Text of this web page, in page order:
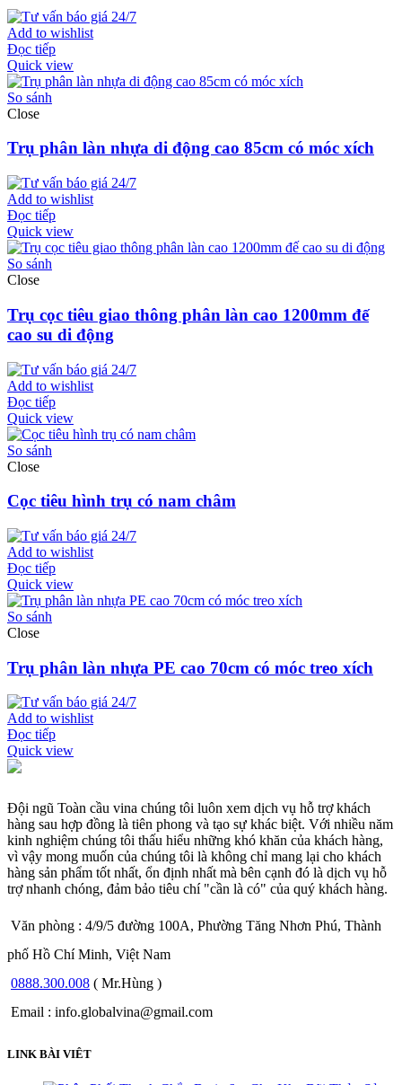
Add to wishlist
Đọc tiếp
Quick view
So sánh
Close
Trụ phân làn nhựa di động cao 85cm có móc xích
Add to wishlist
Đọc tiếp
Quick view
So sánh
Close
Trụ cọc tiêu giao thông phân làn cao 1200mm đế
cao su di động
Add to wishlist
Đọc tiếp
Quick view
So sánh
Close
Cọc tiêu hình trụ có nam châm
Add to wishlist
Đọc tiếp
Quick view
So sánh
Close
Trụ phân làn nhựa PE cao 70cm có móc treo xích
Add to wishlist
Đọc tiếp
Quick view
Đội ngũ Toàn cầu vina chúng tôi luôn xem dịch vụ hỗ trợ khách
hàng sau hợp đồng là tiên phong và tạo sự khác biệt. Với nhiều năm
kinh nghiệm chúng tôi thấu hiểu những khó khăn của khách hàng,
vì vậy mong muốn của chúng tôi là không chỉ mang lại cho khách
hàng sản phẩm tốt nhất, ổn định nhất mà bên cạnh đó là dịch vụ hỗ
trợ nhanh chóng, đảm bảo tiêu chí "cần là có" của quý khách hàng.
Văn phòng : 4/9/5 đường 100A, Phường Tăng Nhơn Phú, Thành
phố Hồ Chí Minh, Việt Nam
0888.300.008 ( Mr.Hùng )
Email : info.globalvina@gmail.com
LINK BÀI VIÊT